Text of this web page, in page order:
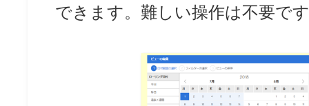
できます。難しい操作は不要で